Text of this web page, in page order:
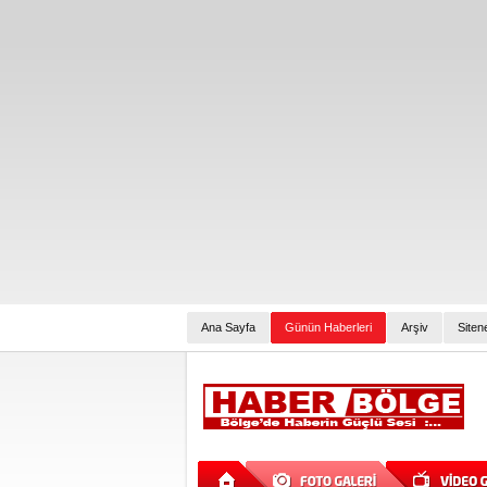
Ana Sayfa Günün Haberleri Arşiv